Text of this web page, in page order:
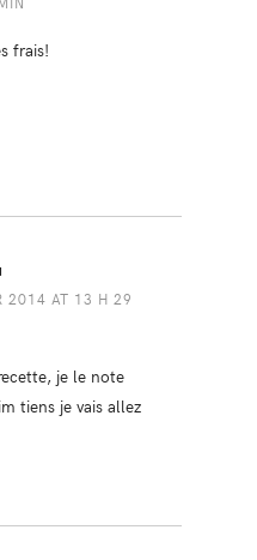
frais!
2014 AT 13 H 29
je le note
tiens je vais allez